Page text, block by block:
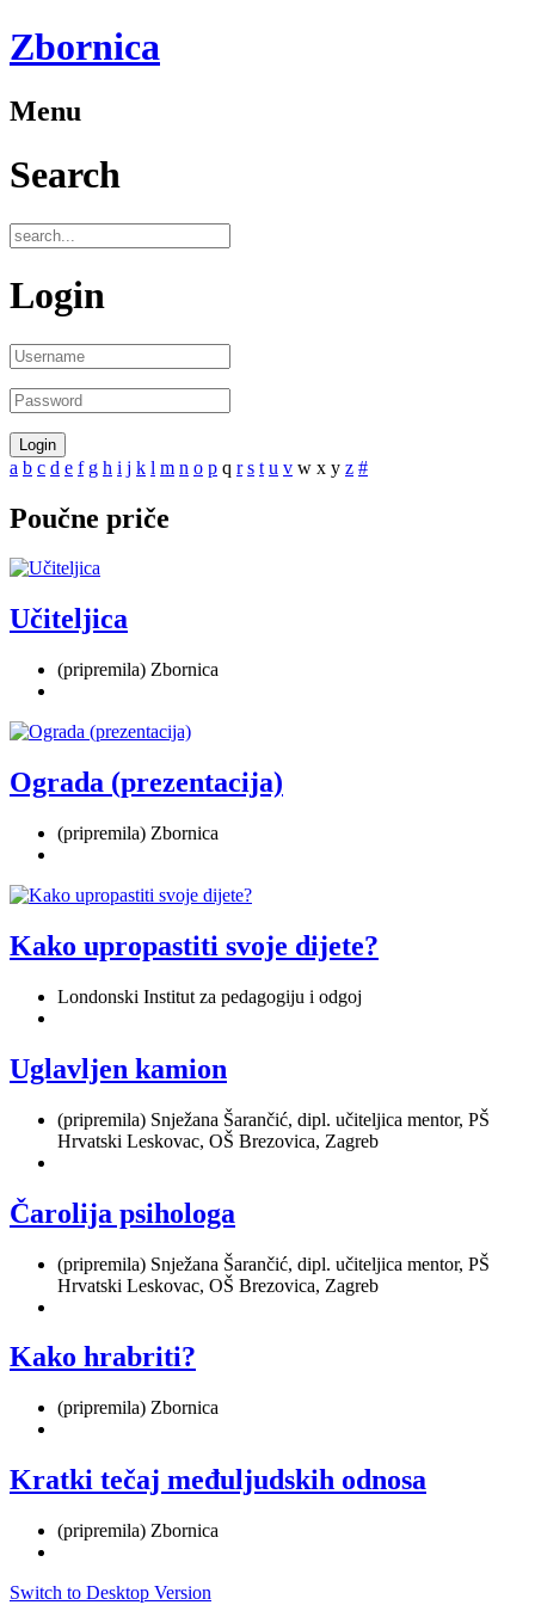
Zbornica
Menu
Search
Login
a b c d e f g h i j k l m n o p q r s t u v w x y z #
Poučne priče
Učiteljica
(pripremila) Zbornica
Ograda (prezentacija)
(pripremila) Zbornica
Kako upropastiti svoje dijete?
Londonski Institut za pedagogiju i odgoj
Uglavljen kamion
(pripremila) Snježana Šarančić, dipl. učiteljica mentor, PŠ
Hrvatski Leskovac, OŠ Brezovica, Zagreb
Čarolija psihologa
(pripremila) Snježana Šarančić, dipl. učiteljica mentor, PŠ
Hrvatski Leskovac, OŠ Brezovica, Zagreb
Kako hrabriti?
(pripremila) Zbornica
Kratki tečaj međuljudskih odnosa
(pripremila) Zbornica
Switch to Desktop Version